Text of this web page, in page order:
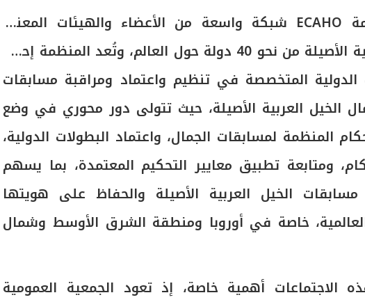
وتضم منظمة ECAHO شبكة واسعة من الأعضاء والهيئات المعنية
بالخيل العربية الأصيلة من نحو 40 دولة حول العالم، وتُعد المنظمة إحدى
الدولية المتخصصة في تنظيم واعتماد ومراقبة مسابقات
الخيل العربية الأصيلة، حيث تتولى دور محوري في وضع
المنظمة لمسابقات الجمال، واعتماد البطولات الدولية،
ومتابعة تطبيق معايير التحكيم المعتمدة، بما يسهم
الخيل العربية الأصيلة والحفاظ على هويتها
خاصة في أوروبا ومنطقة الشرق الأوسط وشمال
الاجتماعات أهمية خاصة، إذ تعود الجمعية العمومية